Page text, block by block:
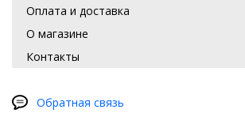
Оплата и доставка
О магазине
Контакты
Обратная связь